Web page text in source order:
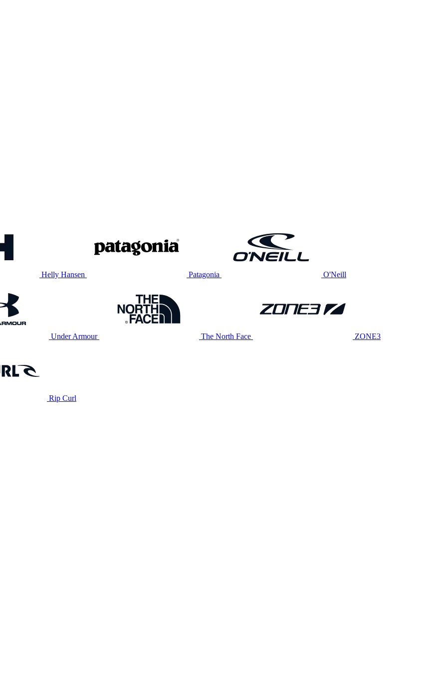
Helly Hansen Patagonia O'Neill
Under Armour The North Face ZONE3
Rip Curl